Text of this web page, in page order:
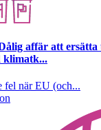
affär att
klimatk...
fel när EU (och...